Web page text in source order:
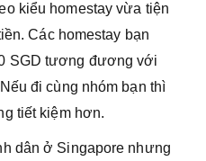
kiểu homestay vừa tiện
Các homestay bạn
SGD tương đương với
đi cùng nhóm bạn thì
tiết kiệm hơn.
dân ở Singapore nhưng